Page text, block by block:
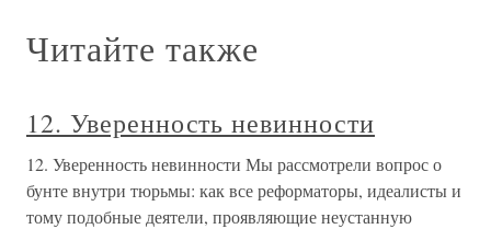
Читайте также
12. Уверенность невинности
12. Уверенность невинности Мы рассмотрели вопрос о
бунте внутри тюрьмы: как все реформаторы, идеалисты и
тому подобные деятели, проявляющие неустанную